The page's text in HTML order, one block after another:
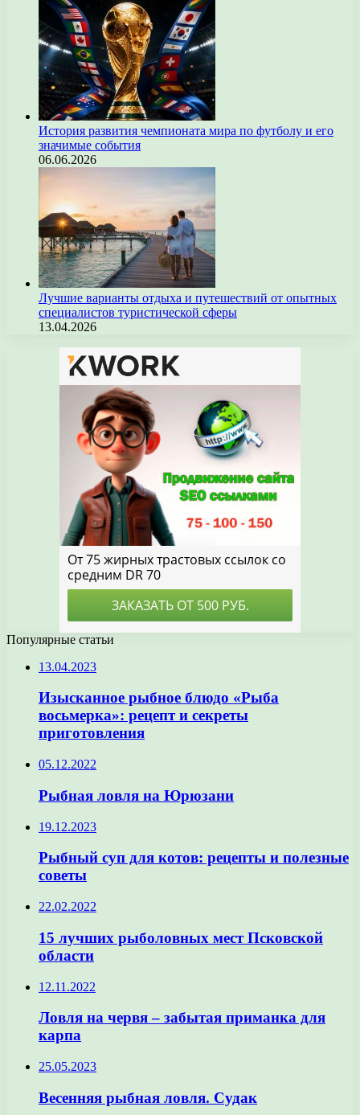
История развития чемпионата мира по футболу и его
значимые события
06.06.2026
Лучшие варианты отдыха и путешествий от опытных
специалистов туристической сферы
13.04.2026
Популярные статьи
13.04.2023
Изысканное рыбное блюдо «Рыба
восьмерка»: рецепт и секреты
приготовления
05.12.2022
Рыбная ловля на Юрюзани
19.12.2023
Рыбный суп для котов: рецепты и полезные
советы
22.02.2022
15 лучших рыболовных мест Псковской
области
12.11.2022
Ловля на червя – забытая приманка для
карпа
25.05.2023
Весенняя рыбная ловля. Судак